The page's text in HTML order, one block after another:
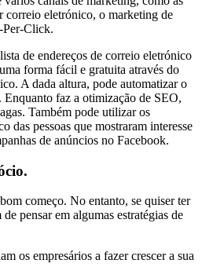
correio eletrónico, o marketing de
Per-Click.
de endereços de correio eletrónico
forma fácil e gratuita através do
A dada altura, pode automatizar o
Enquanto faz a otimização de SEO,
Também pode utilizar os
das pessoas que mostraram interesse
de anúncios no Facebook.
começo. No entanto, se quiser ter
pensar em algumas estratégias de
os empresários a fazer crescer a sua